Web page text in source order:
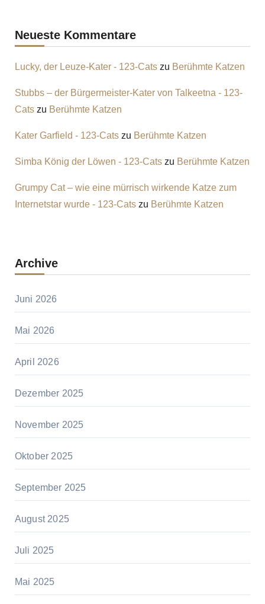
Neueste Kommentare
Lucky, der Leuze-Kater - 123-Catszu Berühmte Katzen
Stubbs – der Bürgermeister-Kater von Talkeetna - 123-
Catszu Berühmte Katzen
Kater Garfield - 123-Catszu Berühmte Katzen
Simba König der Löwen - 123-Catszu Berühmte Katzen
Grumpy Cat – wie eine mürrisch wirkende Katze zum
Internetstar wurde - 123-Catszu Berühmte Katzen
Archive
Juni 2026
Mai 2026
April 2026
Dezember 2025
November 2025
Oktober 2025
September 2025
August 2025
Juli 2025
Mai 2025